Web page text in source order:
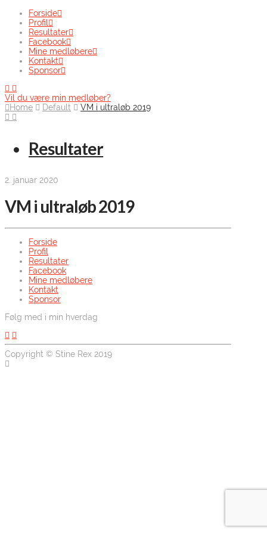
Forside
Profil
Resultater
Facebook
Mine medløbere
Kontakt
Sponsor
Vil du være min medløber?
Home
Default VM i ultraløb 2019
Resultater
2. januar 2020
VM i ultraløb 2019
Forside
Profil
Resultater
Facebook
Mine medløbere
Kontakt
Sponsor
Følg med i min hverdag
Copyright © Stine Rex 2019